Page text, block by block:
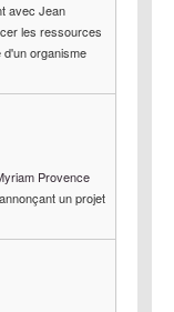
avec Jean
les ressources
organisme
Provence
un projet